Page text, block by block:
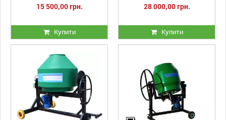
15 500,00 грн.
Купити
28 000,00 грн.
Купити